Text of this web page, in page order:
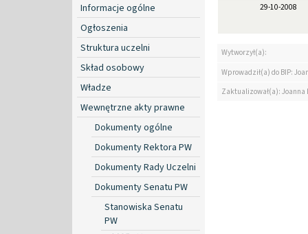
Informacje ogólne
Ogłoszenia
Struktura uczelni
Skład osobowy
Władze
Wewnętrzne akty prawne
Dokumenty ogólne
Dokumenty Rektora PW
Dokumenty Rady Uczelni
Dokumenty Senatu PW
Stanowiska Senatu
PW
29-10-2008
Wytworzył(a):
Wprowadził(a) do BIP:
Zaktualizował(a):